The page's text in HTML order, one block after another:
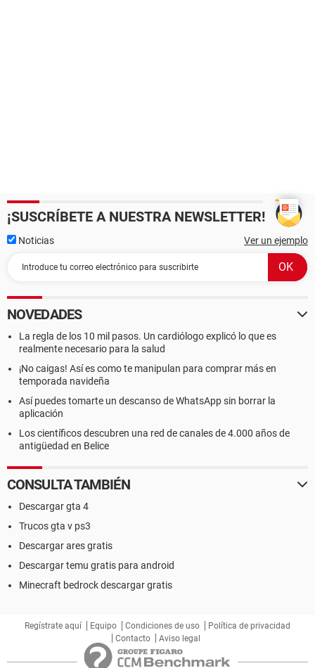
¡SUSCRÍBETE A NUESTRA NEWSLETTER!
Noticias Ver un ejemplo
NOVEDADES
La regla de los 10 mil pasos. Un cardiólogo explicó lo que es
realmente necesario para la salud
¡No caigas! Así es como te manipulan para comprar más en
temporada navideña
Así puedes tomarte un descanso de WhatsApp sin borrar la
aplicación
Los científicos descubren una red de canales de 4.000 años de
antigüedad en Belice
CONSULTA TAMBIÉN
Descargar gta 4
Trucos gta v ps3
Descargar ares gratis
Descargar temu gratis para android
Minecraft bedrock descargar gratis
Regístrate aquí Equipo Condiciones de uso
Política de privacidad
Contacto
Aviso legal